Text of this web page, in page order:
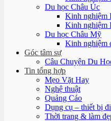
Du học Châu Úc
Kinh nghiệm
Kinh nghiệm
Du học Châu Mỹ
Kinh nghiệm
Góc tâm sự
Câu Chuyện Du
Tin tổng hợp
Mẹo Vặt Hay
Nghệ thuật
Quảng Cáo
Dụng cụ – thiết bị
Thời trang & làm